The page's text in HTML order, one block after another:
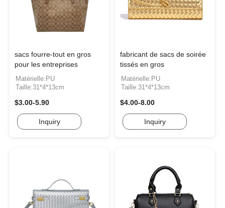
sacs fourre-tout en gros
pour les entreprises
Matérielle:PU
Taille:31*4*13cm
$3.00-5.90
Inquiry
fabricant de sacs de soirée
tissés en gros
Matérielle:PU
Taille:31*4*13cm
$4.00-8.00
Inquiry